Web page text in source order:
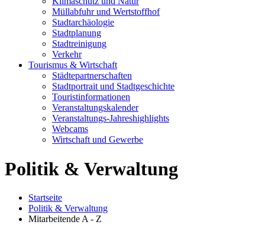
Müllabfuhr und Wertstoffhof
Stadtarchäologie
Stadtplanung
Stadtreinigung
Verkehr
Tourismus & Wirtschaft
Städtepartnerschaften
Stadtportrait und Stadtgeschichte
Touristinformationen
Veranstaltungskalender
Veranstaltungs-Jahreshighlights
Webcams
Wirtschaft und Gewerbe
Politik & Verwaltung
Startseite
Politik & Verwaltung
Mitarbeitende A - Z